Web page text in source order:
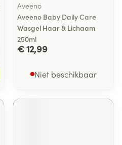
Aveeno
Aveeno Baby Daily Care
Wasgel Haar & Lichaam
250ml
€ 12,99
Niet beschikbaar